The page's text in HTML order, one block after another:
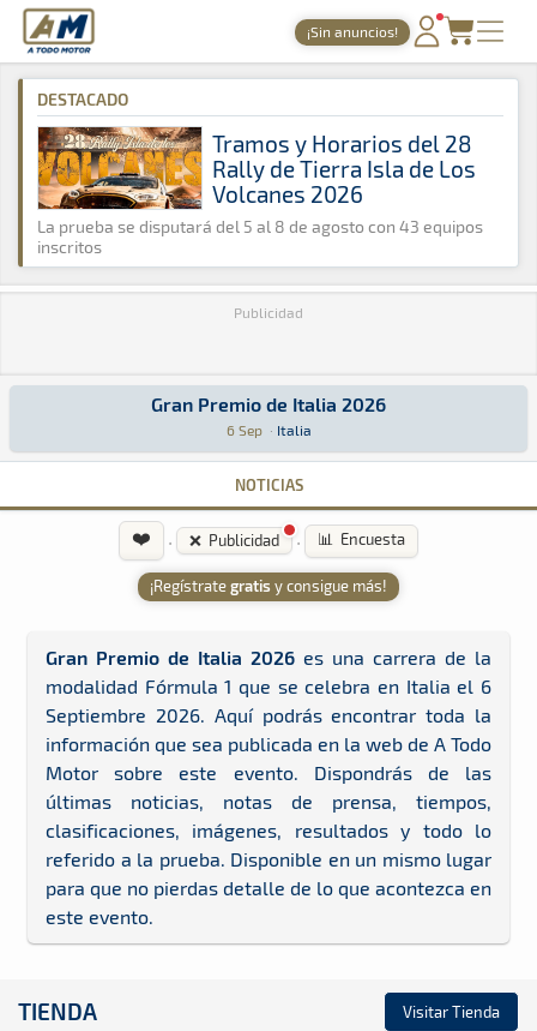
A Todo Motor · Revista del motor desde 1999
¡Sin anuncios!
PORTADA
TIEMPOS ONLINE
NOTICIAS
AGENDA
GALERÍAS
A Todo Motor » Agenda » 2026 » Septiembre
DESTACADO
Tramos y Horarios del 28
Rally de Tierra Isla de Los
Volcanes 2026
La prueba se disputará del 5 al 8 de agosto con 43 equipos
inscritos
Publicidad
Gran Premio de Italia 2026
6 Sep · Italia
Fórmula 1 · Gran Premio de Italia 2026: Aquí podrás encontrar
NOTICIAS
❤️ · ❌ Publicidad · 📊 Encuesta
¡Regístrategratis y consigue más!
Gran Premio de Italia 2026 es una carrera de la
modalidad Fórmula 1 que se celebra en Italia el 6
Septiembre 2026. Aquí podrás encontrar toda la
información que sea publicada en la web de A Todo
Motor sobre este evento. Dispondrás de las
últimas noticias, notas de prensa, tiempos,
clasificaciones, imágenes, resultados y todo lo
referido a la prueba. Disponible en un mismo lugar
para que no pierdas detalle de lo que acontezca en
este evento.
TIENDA Visitar Tienda